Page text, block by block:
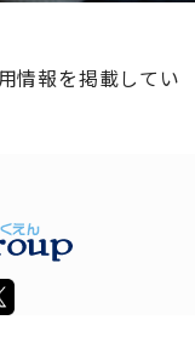
情報を掲載してい